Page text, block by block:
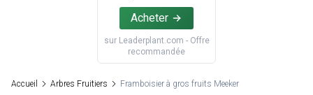
Acheter
sur Leaderplant.com - Offre
recommandée
Accueil Arbres Fruitiers Framboisier à gros fruits Meeker